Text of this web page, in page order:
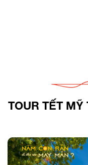
TOUR TẾT MỸ